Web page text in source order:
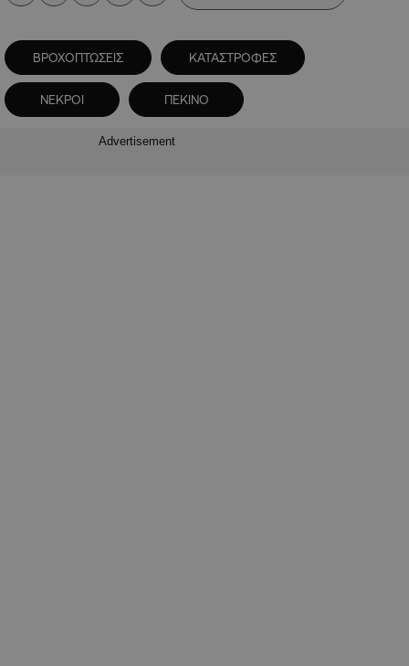
ΒΡΟΧΟΠΤΩΣΕΙΣ ΚΑΤΑΣΤΡΟΦΕΣ
ΝΕΚΡΟΙ ΠΕΚΙΝΟ
Advertisement